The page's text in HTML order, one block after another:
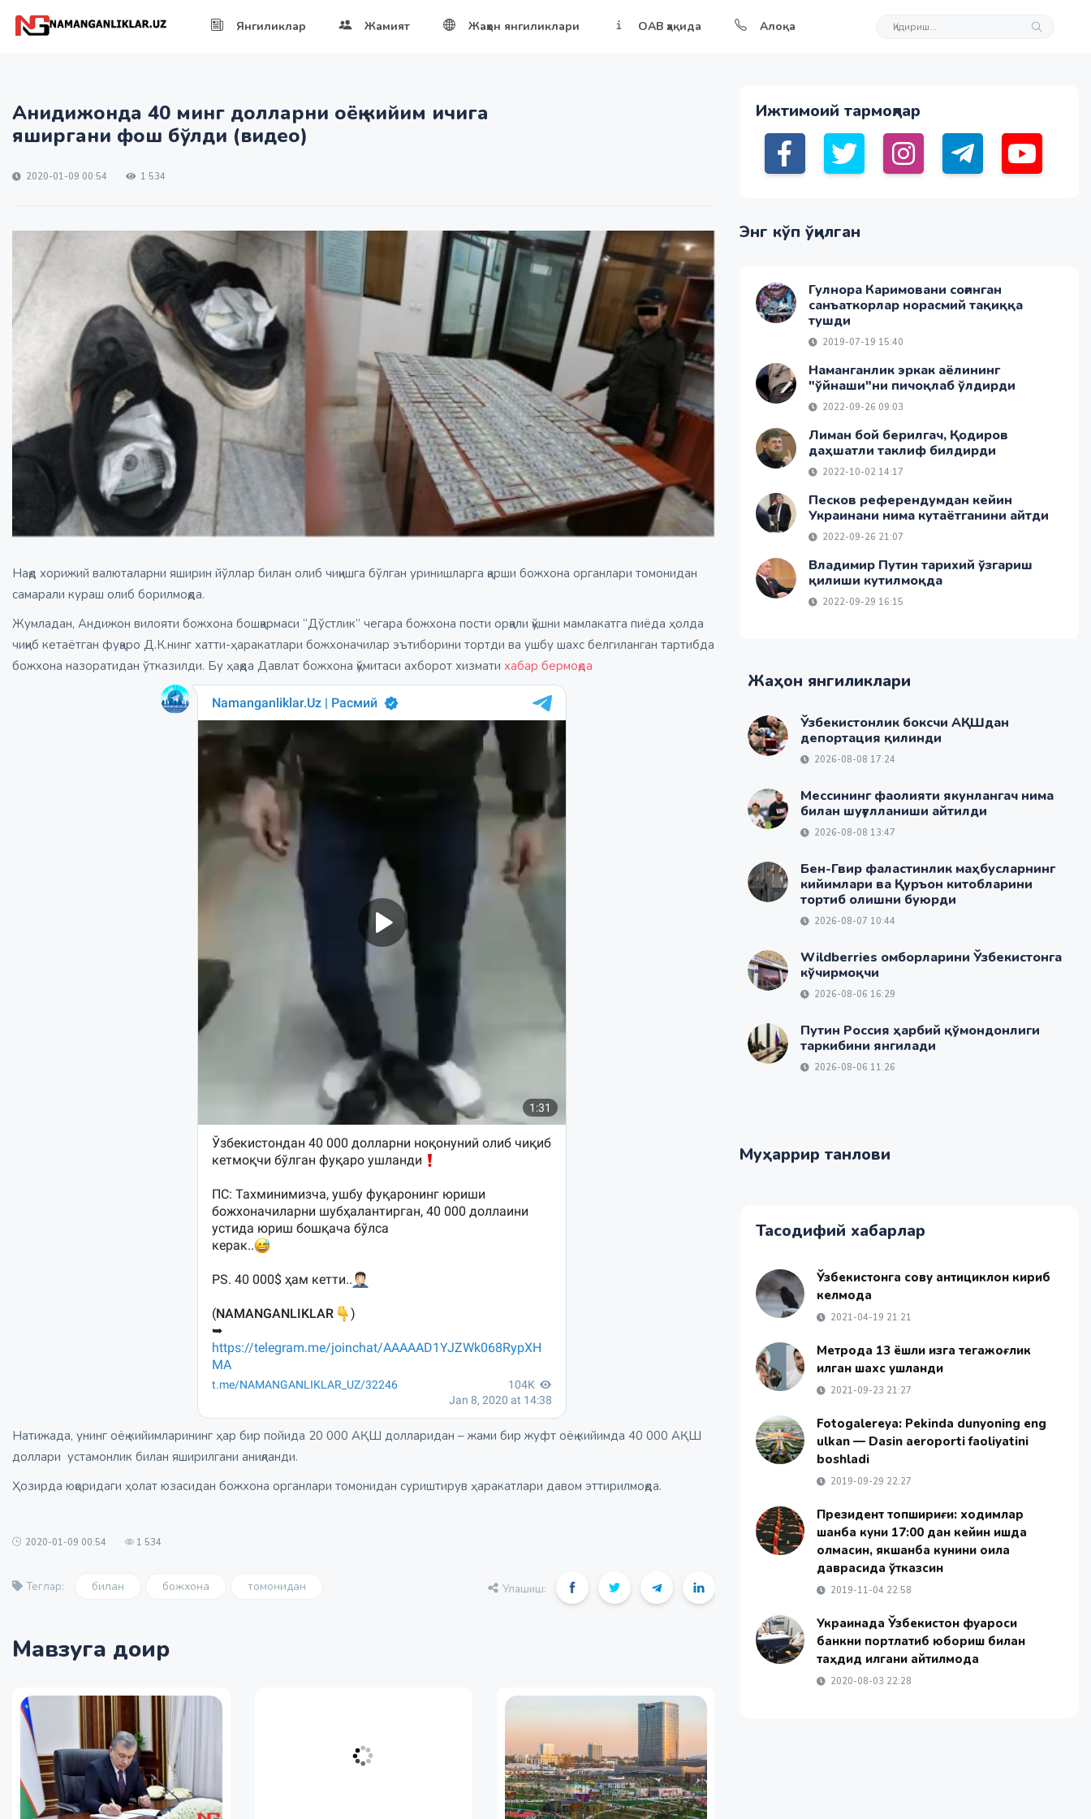
Янгиликлар Жамият Жаҳон янгиликлари ОАВ ҳақида Алоқа
Анидижонда 40 минг долларни оёқ кийим ичига
яширгани фош бўлди (видео)
2020-01-09 00:54 1 534
Нақд хорижий валюталарни яширин йўллар билан олиб чиқишга бўлган уринишларга қарши божхона органлари томонидан
самарали кураш олиб борилмоқда.
Жумладан, Андижон вилояти божхона бошқармаси “Дўстлик” чегара божхона пости орқали қўшни мамлакатга пиёда ҳолда
чиқиб кетаётган фуқаро Д.К.нинг хатти-ҳаракатлари божхоначилар эътиборини тортди ва ушбу шахс белгиланган тартибда
божхона назоратидан ўтказилди. Бу ҳақда Давлат божхона қўмитаси ахборот хизмати хабар бермоқда
Натижада, унинг оёқ кийимларининг ҳар бир пойида 20 000 АҚШ долларидан – жами бир жуфт оёқ кийимда 40 000 АҚШ
доллари устамонлик билан яширилгани аниқланди.
Ҳозирда юқоридаги ҳолат юзасидан божхона органлари томонидан суриштирув ҳаракатлари давом эттирилмоқда.
2020-01-09 00:54 1 534
Теглар: билан божхона томонидан Улашиш:
Мавзуга доир
Ижтимоий тармоқлар
Энг кўп ўқилган
Гулнора Каримовани соғинган
санъаткорлар норасмий тақиққа
тушди
2019-07-19 15:40
Наманганлик эркак аёлининг
"ўйнаши"ни пичоқлаб ўлдирди
2022-09-26 09:03
Лиман бой берилгач, Қодиров
даҳшатли таклиф билдирди
2022-10-02 14:17
Песков референдумдан кейин
Украинани нима кутаётганини айтди
2022-09-26 21:07
Владимир Путин тарихий ўзгариш
қилиши кутилмоқда
2022-09-29 16:15
Жаҳон янгиликлари
Ўзбекистонлик боксчи АҚШдан
депортация қилинди
2026-08-08 17:24
Мессининг фаолияти якунлангач нима
билан шуғулланиши айтилди
2026-08-08 13:47
Бен-Гвир фаластинлик маҳбусларнинг
кийимлари ва Қуръон китобларини
тортиб олишни буюрди
2026-08-07 10:44
Wildberries омборларини Ўзбекистонга
кўчирмоқчи
2026-08-06 16:29
Путин Россия ҳарбий қўмондонлиги
таркибини янгилади
2026-08-06 11:26
Муҳаррир танлови
Тасодифий хабарлар
Ўзбекистонга совуқ антициклон кириб
келмоқда
2021-04-19 21:21
Метрода 13 ёшли қизга тегажоғлик
қилган шахс ушланди
2021-09-23 21:27
Fotogalereya: Pekinda dunyoning eng
ulkan — Dasin aeroporti faoliyatini
boshladi
2019-09-29 22:27
Президент топшириғи: ходимлар
шанба куни 17:00 дан кейин ишда
қолмасин, якшанба кунини оила
даврасида ўтказсин
2019-11-04 22:58
Украинада Ўзбекистон фуқароси
банкни портлатиб юбориш билан
таҳдид қилгани айтилмоқда
2020-08-03 22:28